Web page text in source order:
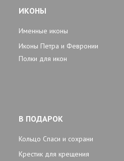
ИКОНЫ
Именные иконы
Иконы Петра и Февронии
Полки для икон
В ПОДАРОК
Кольцо Спаси и сохрани
Крестик для крещения